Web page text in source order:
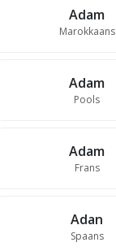
Adam
Marokkaans
Adam
Pools
Adam
Frans
Adan
Spaans